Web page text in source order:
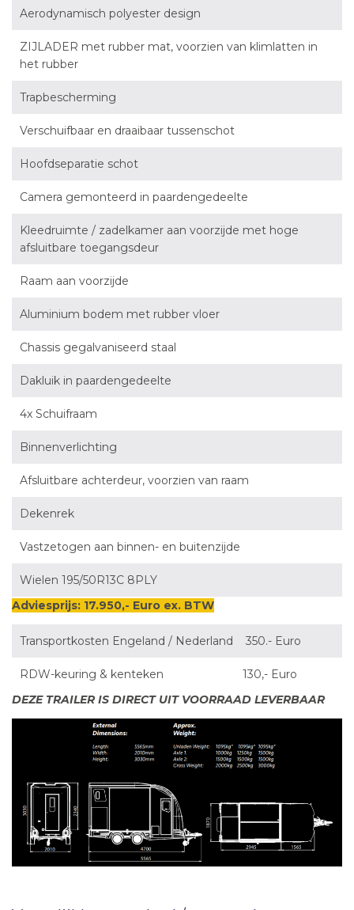
Aerodynamisch polyester design
ZIJLADER met rubber mat, voorzien van klimlatten in
het rubber
Trapbescherming
Verschuifbaar en draaibaar tussenschot
Hoofdseparatie schot
Camera gemonteerd in paardengedeelte
Kleedruimte / zadelkamer aan voorzijde met hoge
afsluitbare toegangsdeur
Raam aan voorzijde
Aluminium bodem met rubber vloer
Chassis gegalvaniseerd staal
Dakluik in paardengedeelte
4x Schuifraam
Binnenverlichting
Afsluitbare achterdeur, voorzien van raam
Dekenrek
Vastzetogen aan binnen- en buitenzijde
Wielen 195/50R13C 8PLY
Adviesprijs: 17.950,- Euro ex. BTW
Transportkosten Engeland / Nederland 350.- Euro
RDW-keuring & kenteken 130,- Euro
DEZE TRAILER IS DIRECT UIT VOORRAAD LEVERBAAR